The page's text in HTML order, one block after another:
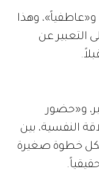
وهذا
التعبير عن
و«حضور
النفسية، بين
فكل خطوة صغيرة